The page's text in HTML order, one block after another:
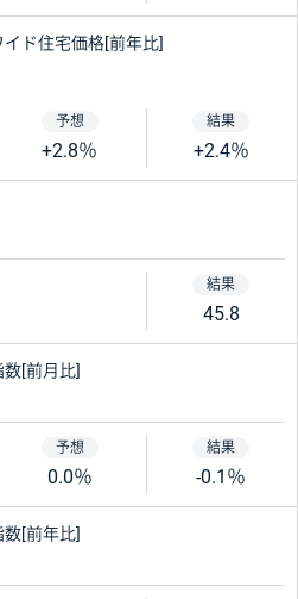
ド住宅価格[前年比]
+2.8％ +2.4％
45.8
[前月比]
0.0％ -0.1％
[前年比]